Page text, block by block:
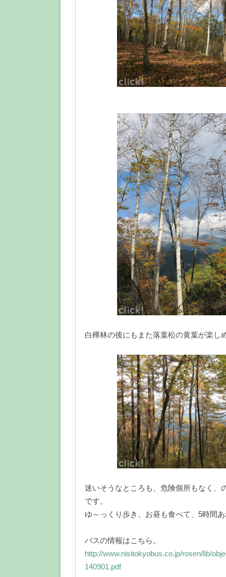
白樺林の後にもまた落葉松の黄葉が楽し
迷いそうなところも、危険個所もなく、
です。
ゆ～っくり歩き、お昼も食べて、5時間
バスの情報はこちら。
http://www.nisitokyobus.co.jp/rosen/lib/
140901.pdf